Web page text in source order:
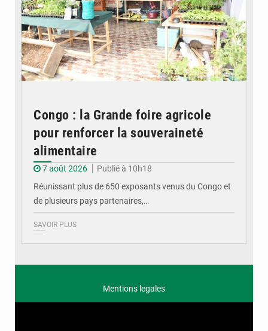
Congo : la Grande foire agricole
pour renforcer la souveraineté
alimentaire
7 août 2026
Publié à 10h18
Réunissant plus de 650 exposants venus du Congo et
de plusieurs pays partenaires,…
SAVOIR PLUS
Mentions legales